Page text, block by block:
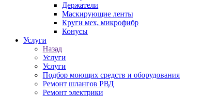
Держатели
Маскирующие ленты
Круги мех, микрофибр
Конусы
Услуги
Назад
Услуги
Услуги
Подбор моющих средств и оборудования
Ремонт шлангов РВД
Ремонт электрики